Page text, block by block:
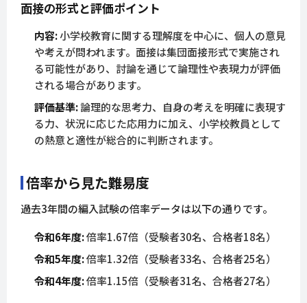
面接の形式と評価ポイント
内容:小学校教育に関する理解度を中心に、個人の意見
や考えが問われます。面接は集団面接形式で実施され
る可能性があり、討論を通じて論理性や表現力が評価
される場合があります。
評価基準:論理的な思考力、自身の考えを明確に表現す
る力、状況に応じた応用力に加え、小学校教員として
の熱意と適性が総合的に判断されます。
倍率から見た難易度
過去3年間の編入試験の倍率データは以下の通りです。
令和6年度:倍率1.67倍（受験者30名、合格者18名）
令和5年度:倍率1.32倍（受験者33名、合格者25名）
令和4年度:倍率1.15倍（受験者31名、合格者27名）